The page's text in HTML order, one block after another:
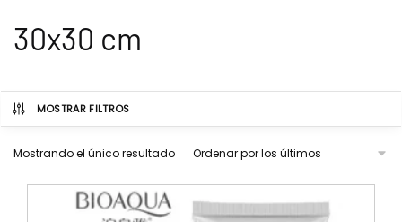
30x30 cm
MOSTRAR FILTROS
Mostrando el único resultado